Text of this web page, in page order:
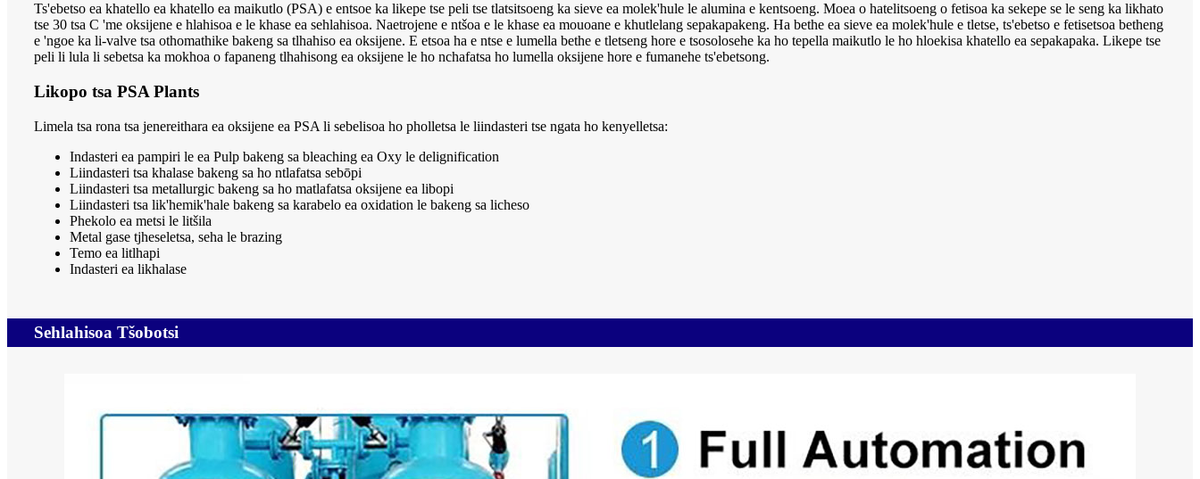
Ts'ebetso ea khatello ea khatello ea maikutlo (PSA) e entsoe ka likepe tse peli tse tlatsitsoeng ka sieve ea molek'hule le alumina e kentsoeng. Moea o hatelitsoeng o fetisoa ka sekepe se le seng ka likhato
tse 30 tsa C 'me oksijene e hlahisoa e le khase ea sehlahisoa. Naetrojene e ntšoa e le khase ea mouoane e khutlelang sepakapakeng. Ha bethe ea sieve ea molek'hule e tletse, ts'ebetso e fetisetsoa betheng
e 'ngoe ka li-valve tsa othomathike bakeng sa tlhahiso ea oksijene. E etsoa ha e ntse e lumella bethe e tletseng hore e tsosolosehe ka ho tepella maikutlo le ho hloekisa khatello ea sepakapaka. Likepe tse
peli li lula li sebetsa ka mokhoa o fapaneng tlhahisong ea oksijene le ho nchafatsa ho lumella oksijene hore e fumanehe ts'ebetsong.
Likopo tsa PSA Plants
Limela tsa rona tsa jenereithara ea oksijene ea PSA li sebelisoa ho pholletsa le liindasteri tse ngata ho kenyelletsa:
Indasteri ea pampiri le ea Pulp bakeng sa bleaching ea Oxy le delignification
Liindasteri tsa khalase bakeng sa ho ntlafatsa sebōpi
Liindasteri tsa metallurgic bakeng sa ho matlafatsa oksijene ea libopi
Liindasteri tsa lik'hemik'hale bakeng sa karabelo ea oxidation le bakeng sa licheso
Phekolo ea metsi le litšila
Metal gase tjheseletsa, seha le brazing
Temo ea litlhapi
Indasteri ea likhalase
Sehlahisoa Tšobotsi